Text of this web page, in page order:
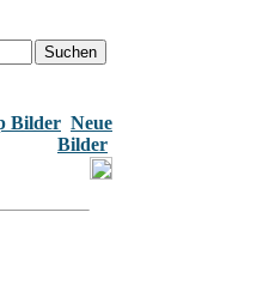
Bilder Neue
Bilder